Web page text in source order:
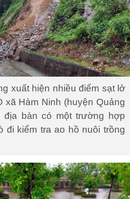
xuất hiện nhiều điểm sạt lở
xã Hàm Ninh (huyện Quảng
địa bàn có một trường hợp
đi kiểm tra ao hồ nuôi trồng